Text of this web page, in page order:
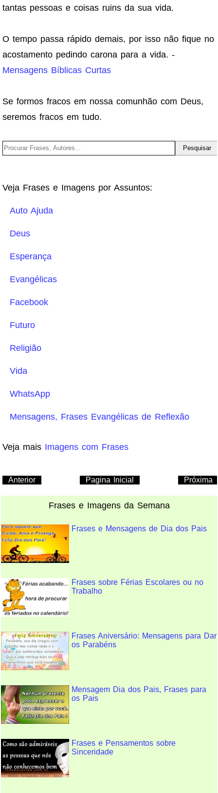
tantas pessoas e coisas ruins da sua vida.
O tempo passa rápido demais, por isso não fique no
acostamento pedindo carona para a vida. -
Mensagens Bíblicas Curtas
Se formos fracos em nossa comunhão com Deus,
seremos fracos em tudo.
Veja Frases e Imagens por Assuntos:
Auto Ajuda
Deus
Esperança
Evangélicas
Facebook
Futuro
Religião
Vida
WhatsApp
Mensagens, Frases Evangélicas de Reflexão
Veja mais Imagens com Frases
Anterior Próxima
Pagina Inicial
Frases e Imagens da Semana
Frases e Mensagens de Dia dos Pais
Frases sobre Férias Escolares ou no
Trabalho
Frases Aniversário: Mensagens para Dar
os Parabéns
Mensagem Dia dos Pais, Frases para
os Pais
Frases e Pensamentos sobre
Sinceridade